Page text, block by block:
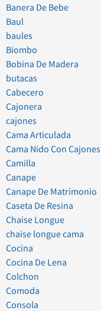
Banera De Bebe
Baul
baules
Biombo
Bobina De Madera
butacas
Cabecero
Cajonera
cajones
Cama Articulada
Cama Nido Con Cajones
Camilla
Canape
Canape De Matrimonio
Caseta De Resina
Chaise Longue
chaise longue cama
Cocina
Cocina De Lena
Colchon
Comoda
Consola